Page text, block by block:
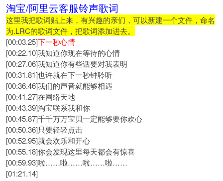
淘宝/阿里云客服铃声歌词
这里我把歌词贴上来，有兴趣的亲们，可以新建一个文件，命名
为.LRC的歌词文件，把歌词添加进去。
[00:03.25]下一秒心情
[00:22.10]我知道你现在等待的心情
[00:27.06]我知道你有些话要对我表明
[00:31.81]也许就在下一秒钟聆听
[00:36.46]我们的声音就能够相遇
[00:41.27]在网络天地
[00:43.39]淘宝联系我和你
[00:45.87]千千万万宝贝一定能够要你欢心
[00:50.36]只要轻轻点击
[00:52.95]就会欢乐和开心
[00:55.18]你会发现这里每天都会有惊喜
[00:59.93]啦……啦……啦……啦……
[01:21.14]